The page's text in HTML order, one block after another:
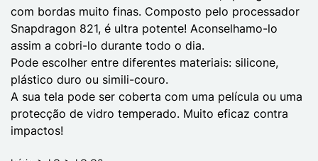
com bordas muito finas. Composto pelo processador
Snapdragon 821, é ultra potente! Aconselhamo-lo
assim a cobri-lo durante todo o dia.
Pode escolher entre diferentes materiais: silicone,
plástico duro ou simili-couro.
A sua tela pode ser coberta com uma película ou uma
protecção de vidro temperado. Muito eficaz contra
impactos!